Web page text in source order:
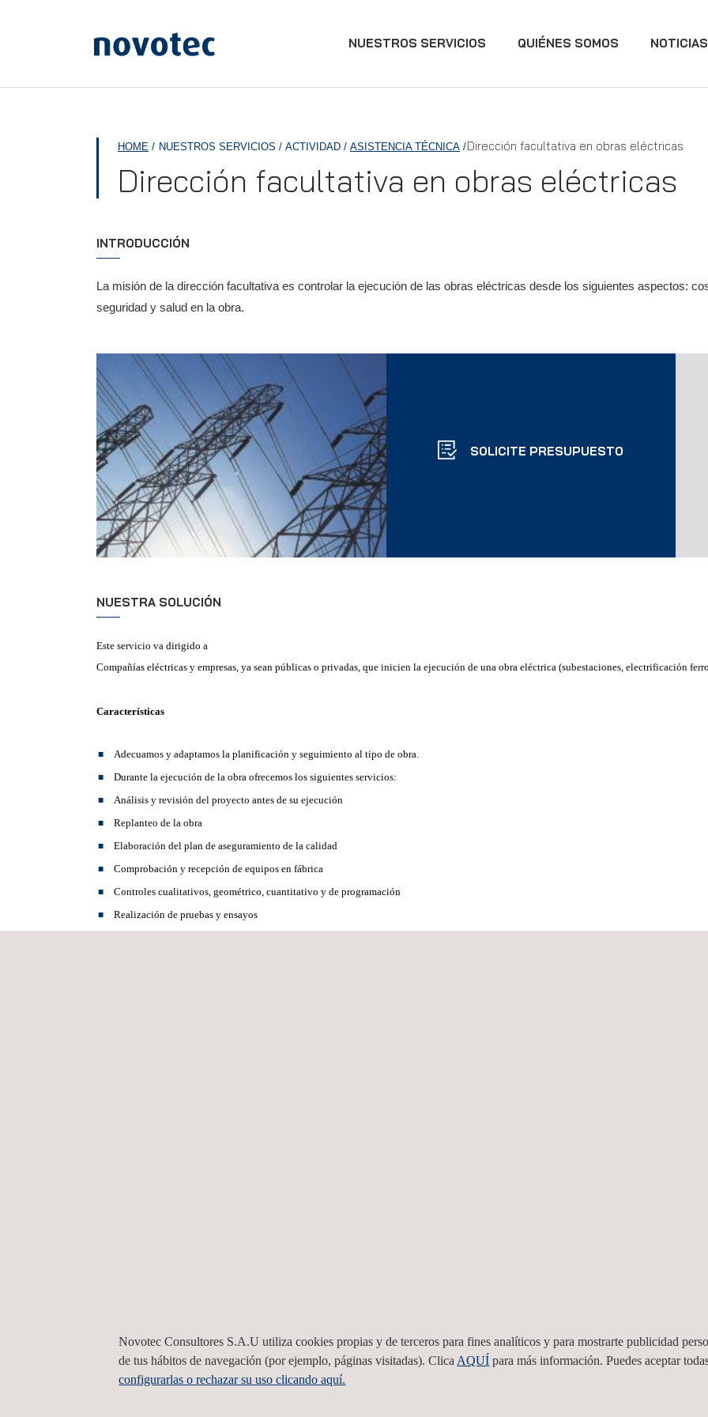
APPLUS+ NUESTROS SERVICIOS QUIÉNES SOMOS NOTICIAS
HOME NUESTROS SERVICIOS ACTIVIDAD ASISTENCIA TÉCNICA Dirección facultativa en obras eléctricas
Dirección facultativa en obras eléctricas
INTRODUCCIÓN
La misión de la dirección facultativa es controlar la ejecución de las obras eléctricas desde los siguientes aspectos:
seguridad y salud en la obra.
SOLICITE PRESUPUESTO
NUESTRA SOLUCIÓN
Este servicio va dirigido a
Compañías eléctricas y empresas, ya sean públicas o privadas, que inicien la ejecución de una obra eléctrica (subestaciones, electrificación
Características
Adecuamos y adaptamos la planificación y seguimiento al tipo de obra.
Durante la ejecución de la obra ofrecemos los siguientes servicios:
Análisis y revisión del proyecto antes de su ejecución
Replanteo de la obra
Elaboración del plan de aseguramiento de la calidad
Comprobación y recepción de equipos en fábrica
Controles cualitativos, geométrico, cuantitativo y de programación
Realización de pruebas y ensayos
Novotec Consultores S.A.U utiliza cookies propias y de terceros para fines analíticos y para mostrarte publicidad
de tus hábitos de navegación (por ejemplo, páginas visitadas). Clica AQUÍ para más información. Puedes aceptar
configurarlas o rechazar su uso clicando aquí.